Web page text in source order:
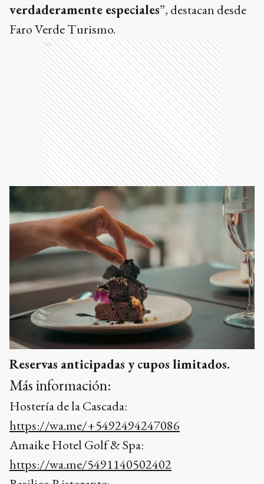
verdaderamente especiales”, destacan desde
Faro Verde Turismo.
Ads
Reservas anticipadas y cupos limitados.
Más información:
Hostería de la Cascada:
https://wa.me/+5492494247086
Amaike Hotel Golf & Spa:
https://wa.me/5491140502402